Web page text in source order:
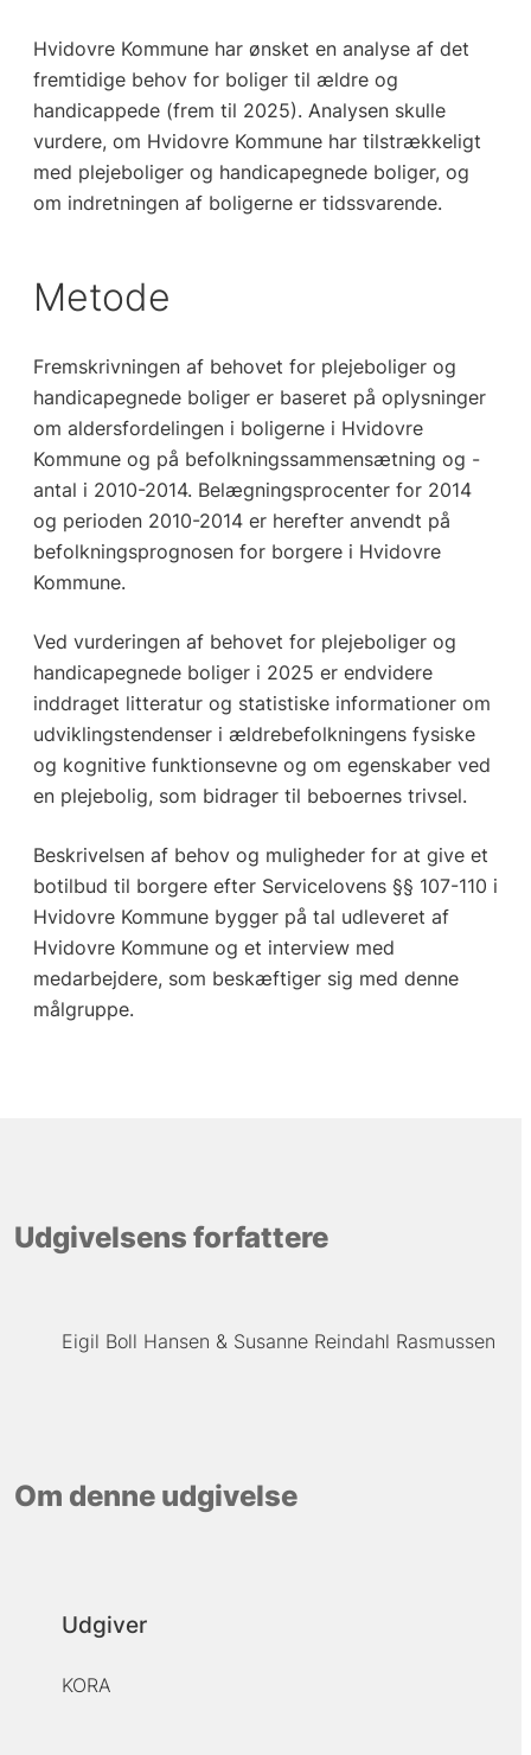
Hvidovre Kommune har ønsket en analyse af det
fremtidige behov for boliger til ældre og
handicappede (frem til 2025). Analysen skulle
vurdere, om Hvidovre Kommune har tilstrækkeligt
med plejeboliger og handicapegnede boliger, og
om indretningen af boligerne er tidssvarende.
Metode
Fremskrivningen af behovet for plejeboliger og
handicapegnede boliger er baseret på oplysninger
om aldersfordelingen i boligerne i Hvidovre
Kommune og på befolkningssammensætning og -
antal i 2010-2014. Belægningsprocenter for 2014
og perioden 2010-2014 er herefter anvendt på
befolkningsprognosen for borgere i Hvidovre
Kommune.
Ved vurderingen af behovet for plejeboliger og
handicapegnede boliger i 2025 er endvidere
inddraget litteratur og statistiske informationer om
udviklingstendenser i ældrebefolkningens fysiske
og kognitive funktionsevne og om egenskaber ved
en plejebolig, som bidrager til beboernes trivsel.
Beskrivelsen af behov og muligheder for at give et
botilbud til borgere efter Servicelovens §§ 107-110 i
Hvidovre Kommune bygger på tal udleveret af
Hvidovre Kommune og et interview med
medarbejdere, som beskæftiger sig med denne
målgruppe.
Udgivelsens forfattere
Eigil Boll Hansen Susanne Reindahl Rasmussen
Om denne udgivelse
Udgiver
KORA